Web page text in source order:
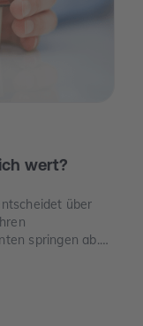
wert?
über
springen ab.